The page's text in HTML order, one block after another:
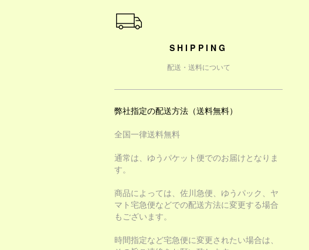
SHIPPING
配送・送料について
弊社指定の配送方法（送料無料）
全国一律送料無料
通常は、ゆうパケット便でのお届けとなりま
す。
商品によっては、佐川急便、ゆうパック、ヤ
マト宅急便などでの配送方法に変更する場合
もございます。
時間指定など宅急便に変更されたい場合は、